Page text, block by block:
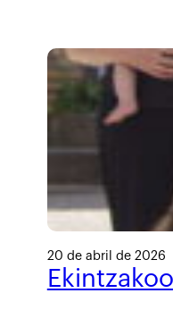
20 de abril de 2026